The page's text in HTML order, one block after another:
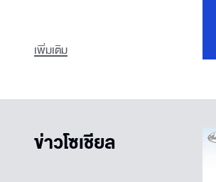
เพิ่มเติม
ข่าวโซเชียล